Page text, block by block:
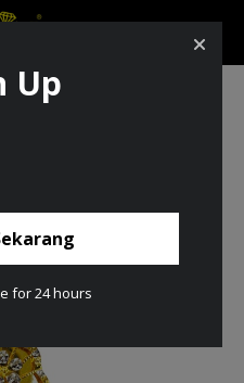
Chrome 916/22K
Up
for 24 hours